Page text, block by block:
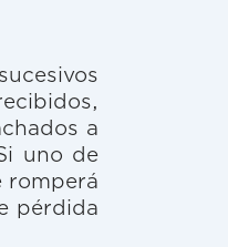
a
uno de
romperá
pérdida